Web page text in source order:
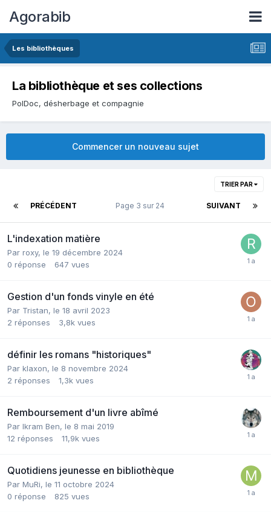
Agorabib
Les bibliothèques
La bibliothèque et ses collections
PolDoc, désherbage et compagnie
Commencer un nouveau sujet
TRIER PAR
PRÉCÉDENT SUIVANT
Page 3 sur 24
L'indexation matière
Par roxy, le 19 décembre 2024
0 réponse 647 vues
Gestion d'un fonds vinyle en été
Par Tristan, le 18 avril 2023
2 réponses 3,8k vues
définir les romans "historiques"
Par klaxon, le 8 novembre 2024
2 réponses 1,3k vues
Remboursement d'un livre abîmé
Par Ikram Ben, le 8 mai 2019
12 réponses 11,9k vues
Quotidiens jeunesse en bibliothèque
Par MuRi, le 11 octobre 2024
0 réponse 825 vues